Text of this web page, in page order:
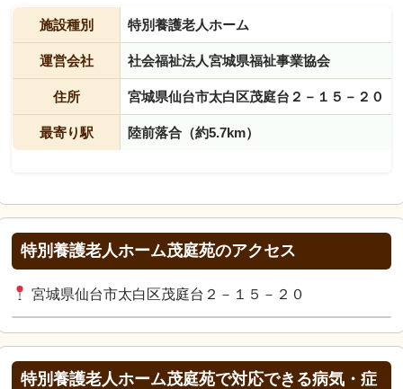
施設種別 特別養護老人ホーム
運営会社 社会福祉法人宮城県福祉事業協会
住所 宮城県仙台市太白区茂庭台２－１５－２０
最寄り駅 陸前落合（約5.7km）
特別養護老人ホーム茂庭苑のアクセス
宮城県仙台市太白区茂庭台２－１５－２０
特別養護老人ホーム茂庭苑で対応できる病気・症